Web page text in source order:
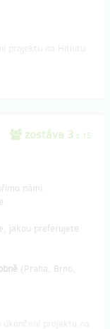
zostáva 3 z 15
námi.
jakou preferujete
(Praha, Brno,